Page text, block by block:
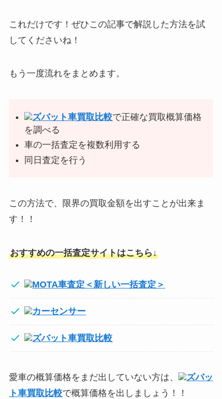
これだけです！ぜひこの記事で解説した方法を試
してくださいね！
もう一度流れをまとめます。
ズバット車買取比較で正確な買取概算価格
を調べる
車の一括査定を複数利用する
同日査定を行う
この方法で、限界の買取金額を出すことが出来ま
す！！
おすすめの一括査定サイトはこちら↓
MOTA車査定＜新しい一括査定＞
カーセンサー
ズバット車買取比較
愛車の概算価格をまだ出していない方は、
ズバッ
ト車買取比較で概算価格を出しましょう！！